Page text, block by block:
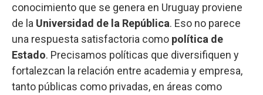
conocimiento que se genera en Uruguay proviene
de la Universidad de la República. Eso no parece
una respuesta satisfactoria como política de
Estado. Precisamos políticas que diversifiquen y
fortalezcan la relación entre academia y empresa,
tanto públicas como privadas, en áreas como